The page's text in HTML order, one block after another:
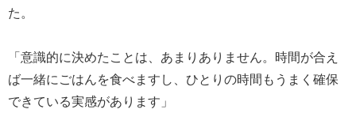
た。
「意識的に決めたことは、あまりありません。時間が合え
ば一緒にごはんを食べますし、ひとりの時間もうまく確保
できている実感があります」